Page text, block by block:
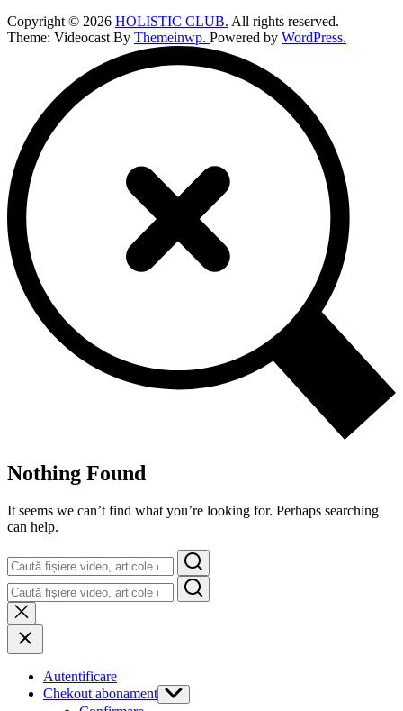
Copyright © 2026 HOLISTIC CLUB. All rights reserved.
Theme: Videocast By Themeinwp. Powered by WordPress.
Nothing Found
It seems we can’t find what you’re looking for. Perhaps searching
can help.
Search
Search
Autentificare
Chekout abonament Show
sub